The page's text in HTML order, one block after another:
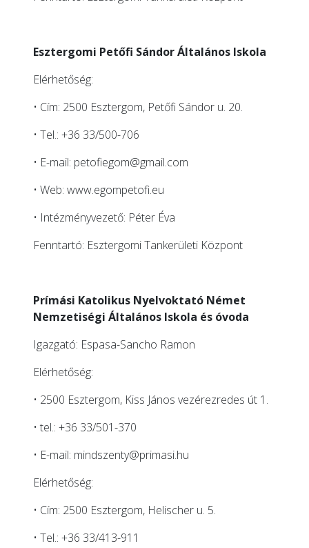
Esztergomi Petőfi Sándor Általános Iskola
Elérhetőség:
• Cím: 2500 Esztergom, Petőfi Sándor u. 20.
• Tel.: +36 33/500-706
• E-mail: petofiegom@gmail.com
• Web: www.egompetofi.eu
• Intézményvezető: Péter Éva
Fenntartó: Esztergomi Tankerületi Központ
Prímási Katolikus Nyelvoktató Német
Nemzetiségi Általános Iskola és óvoda
Igazgató: Espasa-Sancho Ramon
Elérhetőség:
• 2500 Esztergom, Kiss János vezérezredes út 1.
• tel.: +36 33/501-370
• E-mail: mindszenty@primasi.hu
Elérhetőség:
• Cím: 2500 Esztergom, Helischer u. 5.
• Tel.: +36 33/413-911